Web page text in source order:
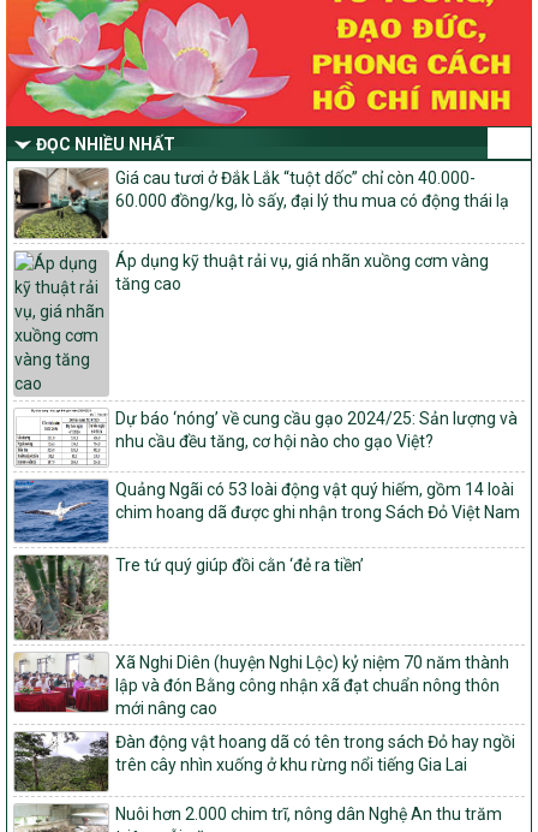
Thông tư Số 23/2026/TT-BNNMT
Thông tư Hướng dẫn thực hiện một số nội dung Chương trình
mục tiêu quốc gia xây dựng nông thôn mới, giảm nghèo bền
vững và phát triển kinh tế – xã hội vùng đồng bào dân tộc thiểu
số và miền núi giai đoạn 2026-2030 thuộc phạm vi quản lý nhà
nước của Bộ Nông nghiệp và Môi trường
Quyết định số: 26/2026/QĐ-TTg
Quyết định ban hành Bộ tiêu chí và quy trình đánh giá, phân hạng
sản phẩm Mỗi xã một sản phẩm
số: 19/2026/QĐ-TTg
Quy định điều kiện, trình tự, thủ tục, hồ sơ xét, công nhận, công bố
và thu hồi quyết định công nhận xã đạt chuẩn nông thôn mới, xã
đạt nông thôn mới hiện đại và tỉnh, thành phố hoàn thành nhiệm
vụ xây dựng nông thôn mới giai đoạn 2026 – 2030
Quyết định số 16/2026/QĐ-TTg
Quy định nguyên tắc, tiêu chí, định mức phân bổ ngân sách trung
ương và tỉ lệ vốn đối ứng ngân sách của địa phương thực hiện
Chương trình mục tiêu quốc gia xây dựng nông thôn mới, giảm
nghèo bền vững và phát triển kinh tế – xã hội vùng đồng bào dân
tộc thiểu số và miền núi giai đoạn 2026 – 2030
1451/QĐ-UBND
Phê duyệt danh sách các xã thuộc nhóm 1, nhóm 2, nhóm 3
trong xây dựng nông thôn mới giai đoạn 2026-2030 trên địa bàn
tỉnh Nghệ An
103/PTNT-NTM
Về việc đăng ký thực hiện Dự án liên kết theo chuỗi giá trị thuộc
Dự án 2 – Chương trình Mục tiêu quốc gia Giảm nghèo bền vững
giai đoạn 2021-2025 được kéo dài sang năm 2026
827/QĐ-BNNMT
Quyết định Ban hành Kế hoạch triển khai thực hiện Chương trình
mục tiêu quốc gia xây dựng nông thôn mới, giảm nghèo bền
vững và phát triển kinh tế – xã hội vùng đồng bào dân tộc thiểu
ĐỌC NHIỀU NHẤT
Giá cau tươi ở Đắk Lắk “tuột dốc” chỉ còn 40.000-
60.000 đồng/kg, lò sấy, đại lý thu mua có động thái lạ
Áp dụng kỹ thuật rải vụ, giá nhãn xuồng cơm vàng
tăng cao
Dự báo ‘nóng’ về cung cầu gạo 2024/25: Sản lượng và
nhu cầu đều tăng, cơ hội nào cho gạo Việt?
Quảng Ngãi có 53 loài động vật quý hiếm, gồm 14 loài
chim hoang dã được ghi nhận trong Sách Đỏ Việt Nam
Tre tứ quý giúp đồi cằn ‘đẻ ra tiền’
Xã Nghi Diên (huyện Nghi Lộc) kỷ niệm 70 năm thành
lập và đón Bằng công nhận xã đạt chuẩn nông thôn
mới nâng cao
Đàn động vật hoang dã có tên trong sách Đỏ hay ngồi
trên cây nhìn xuống ở khu rừng nổi tiếng Gia Lai
Nuôi hơn 2.000 chim trĩ, nông dân Nghệ An thu trăm